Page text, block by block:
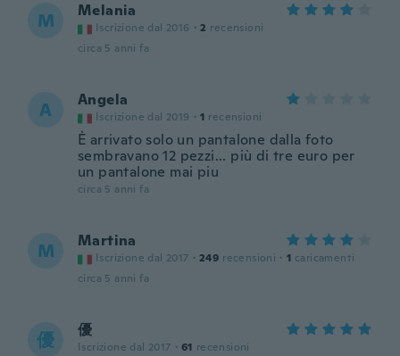
M Melania
Iscrizione dal 2016 · 2 recensioni
circa 5 anni fa
A Angela
Iscrizione dal 2019 · 1 recensioni
È arrivato solo un pantalone dalla foto
sembravano 12 pezzi... più di tre euro per
un pantalone mai piu
circa 5 anni fa
M Martina
Iscrizione dal 2017 · 249 recensioni · 1 caricamenti
circa 5 anni fa
優 優
Iscrizione dal 2017 · 61 recensioni